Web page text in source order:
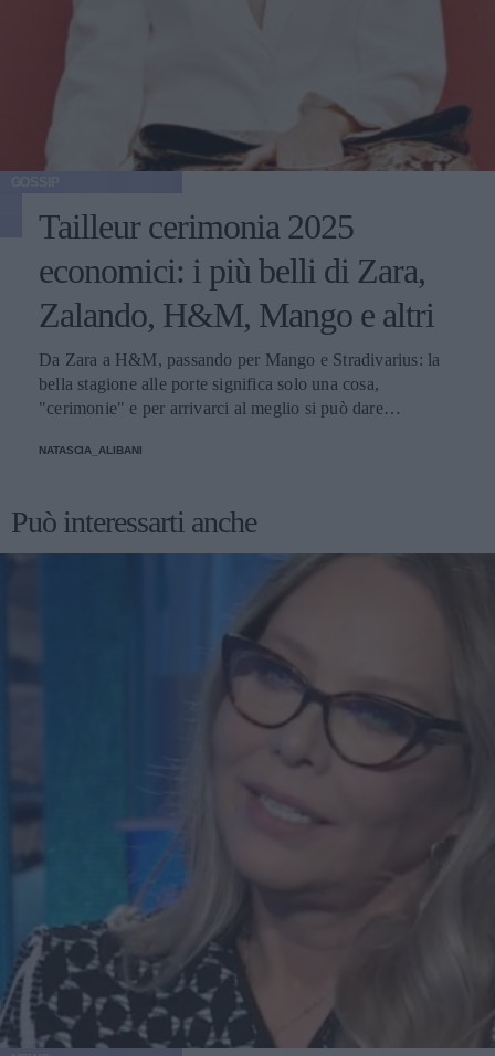
Tailleur cerimonia 2025
economici: i più belli di Zara,
Zalando, H&M, Mango e altri
Da Zara a H&M, passando per Mango e Stradivarius: la
bella stagione alle porte significa solo una cosa,
"cerimonie" e per arrivarci al meglio si può dare
NATASCIA_ALIBANI
Può interessarti anche